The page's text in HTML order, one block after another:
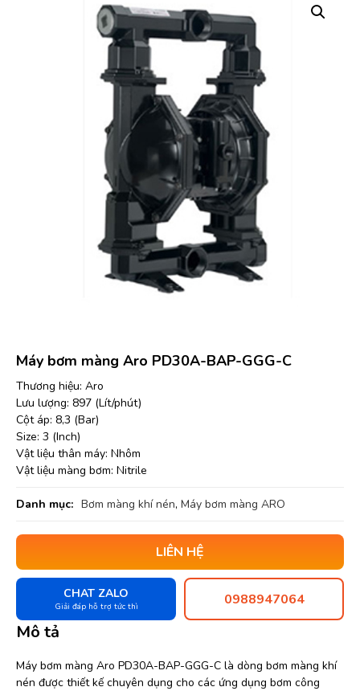
Máy bơm màng Aro PD30A-BAP-GGG-C
Thương hiệu: Aro
Lưu lượng: 897 (Lít/phút)
Cột áp: 8,3 (Bar)
Size: 3 (Inch)
Vật liệu thân máy: Nhôm
Vật liệu màng bơm: Nitrile
Danh mục: Bơm màng khí nén, Máy bơm màng ARO
LIÊN HỆ
CHAT ZALO
Giải đáp hỗ trợ tức thì 0988947064
Mô tả
Máy bơm màng Aro PD30A-BAP-GGG-C là dòng bơm màng khí
nén được thiết kế chuyên dụng cho các ứng dụng bơm công